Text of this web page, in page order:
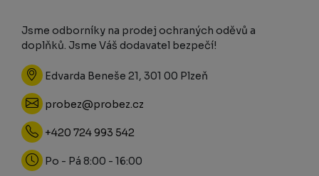
Jsme odborníky na prodej ochraných oděvů a
doplňků. Jsme Váš dodavatel bezpečí!
Edvarda Beneše 21, 301 00 Plzeň
probez@probez.cz
+420 724 993 542
Po - Pá 8:00 - 16:00